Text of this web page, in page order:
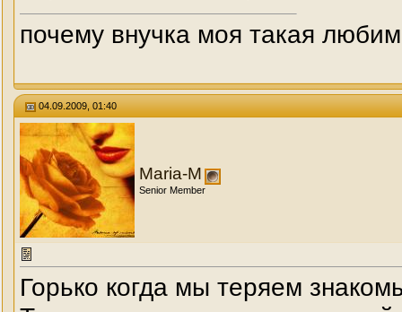
почему внучка моя такая
04.09.2009, 01:40
Maria-M
Senior Member
Горько когда мы теряем